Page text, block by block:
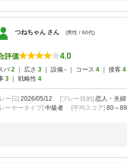
つねちゃん さん (男性 / 60代)
評価 4.0
パ 2 ｜ 広さ 3 ｜ 設備 - ｜ コース 4 ｜ 接客 4
3 ｜ 戦略性 4
ー日] 2026/05/12 [プレー目的] 恋人・夫
ーヤータイプ] 中級者 [平均スコア] 80～89